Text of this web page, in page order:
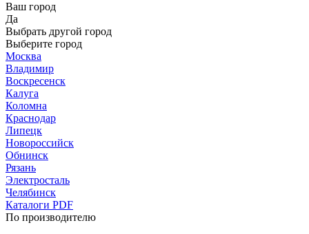
Ваш город
Да
Выбрать другой город
Выберите город
Москва
Владимир
Воскресенск
Калуга
Коломна
Краснодар
Липецк
Новороссийск
Обнинск
Рязань
Электросталь
Челябинск
Каталоги PDF
По производителю